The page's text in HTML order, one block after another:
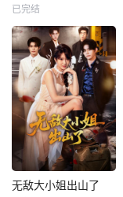
已完结
无敌大小姐出山了